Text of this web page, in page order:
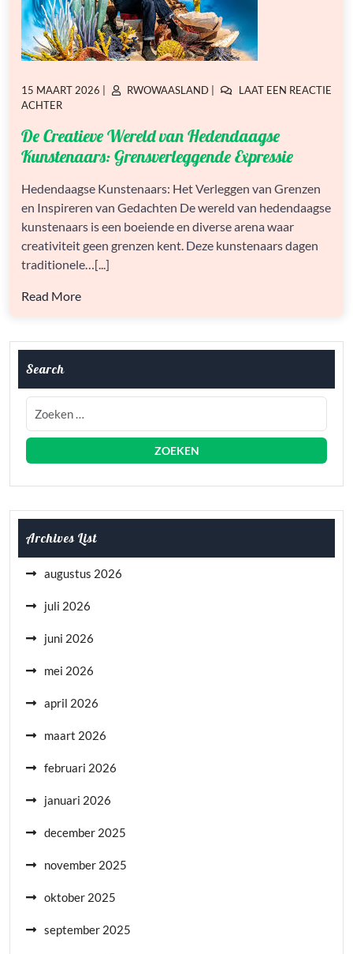
GEPLAATST
OP
15 MAART 2026
GEPLAATST
RWOWAASLAND
LAAT EEN REACTIE
ACHTEROP
CREATIEVE
VAN
KUNSTENAARS:
GRENSVERLEGGENDE
EXPRESSIE
De Creatieve Wereld van Hedendaagse
Kunstenaars: Grensverleggende Expressie
Hedendaagse Kunstenaars: Het Verleggen van Grenzen
en Inspireren van Gedachten De wereld van hedendaagse
kunstenaars is een boeiende en diverse arena waar
creativiteit geen grenzen kent. Deze kunstenaars dagen
traditionele…[...]
Read More
Search
Archives List
augustus 2026
juli 2026
juni 2026
mei 2026
april 2026
maart 2026
februari 2026
januari 2026
december 2025
november 2025
oktober 2025
september 2025